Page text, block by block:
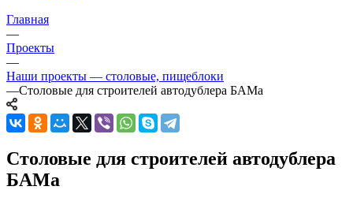
Главная
—
Проекты
—
Наши проекты — столовые, пищеблоки
—Столовые для строителей автодублера БАМа
Столовые для строителей автодублера
БАМа